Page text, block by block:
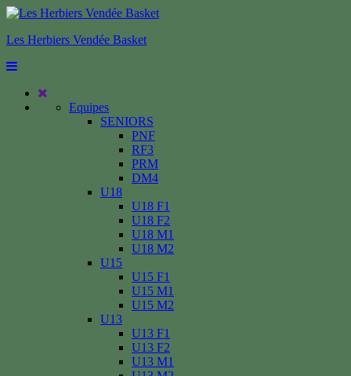
Les Herbiers Vendée Basket
Equipes
SENIORS
PNF
RF3
PRM
DM4
U18
U18 F1
U18 F2
U18 M1
U18 M2
U15
U15 F1
U15 M1
U15 M2
U13
U13 F1
U13 F2
U13 M1